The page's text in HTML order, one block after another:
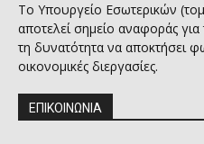
Το Υπουργείο Εσωτερικών
αποτελεί σημείο αναφοράς
τη δυνατότητα να αποκτήσει
οικονομικές διεργασίες.
ΕΠΙΚΟΙΝΩΝΙΑ